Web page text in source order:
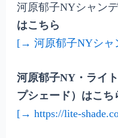
河原郁子NYシャン
はこちら
[→ 河原郁子NYシャ
河原郁子NY・ライ
プシェード）はこち
[→ https://lite-